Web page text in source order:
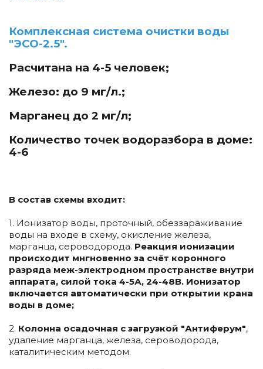
Комплексная система очистки воды
"ЭСО-2.5".
Расчитана на 4-5 человек;
Железо: до 9 мг/л.;
Марганец до 2 мг/л;
Количество точек водоразбора в доме:
4-6
В состав схемы входит:
1. Ионизатор воды, проточный, обеззараживание
воды на входе в схему, окисление железа,
марганца, сероводорода. Реакция ионизации
происходит мнгновенно за счёт коронного
разряда меж-электродном пространстве внутри
аппарата, силой тока 4-5А, 24-48В. Ионизатор
включается автоматически при открытии крана
воды в доме;
2. Колонна осадочная с загрузкой "Антиферум",
удаление марганца, железа, сероводорода,
каталитическим методом.